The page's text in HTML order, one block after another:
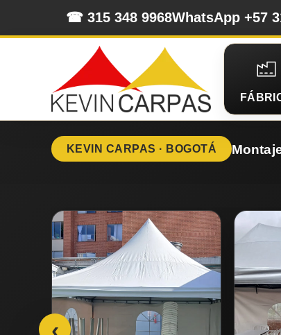
☎ 315 348 9968WhatsApp +57
KEVIN CARPAS · BOGOTÁ
‹